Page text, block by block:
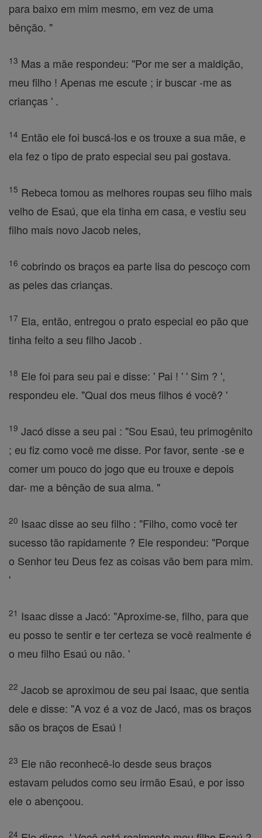
para baixo em mim mesmo, em vez de uma
bênção. "
13 Mas a mãe respondeu: "Por me ser a maldição,
meu filho ! Apenas me escute ; ir buscar -me as
crianças ' .
14 Então ele foi buscá-los e os trouxe a sua mãe, e
ela fez o tipo de prato especial seu pai gostava.
15 Rebeca tomou as melhores roupas seu filho mais
velho de Esaú, que ela tinha em casa, e vestiu seu
filho mais novo Jacob neles,
16 cobrindo os braços ea parte lisa do pescoço com
as peles das crianças.
17 Ela, então, entregou o prato especial eo pão que
tinha feito a seu filho Jacob .
18 Ele foi para seu pai e disse: ' Pai ! ' ' Sim ? ',
respondeu ele. "Qual dos meus filhos é você? '
19 Jacó disse a seu pai : "Sou Esaú, teu primogênito
; eu fiz como você me disse. Por favor, sente -se e
comer um pouco do jogo que eu trouxe e depois
dar- me a bênção de sua alma. "
20 Isaac disse ao seu filho : "Filho, como você ter
sucesso tão rapidamente ? Ele respondeu: "Porque
o Senhor teu Deus fez as coisas vão bem para mim.
'
21 Isaac disse a Jacó: "Aproxime-se, filho, para que
eu posso te sentir e ter certeza se você realmente é
o meu filho Esaú ou não. '
22 Jacob se aproximou de seu pai Isaac, que sentia
dele e disse: "A voz é a voz de Jacó, mas os braços
são os braços de Esaú !
23 Ele não reconhecê-lo desde seus braços
estavam peludos como seu irmão Esaú, e por isso
ele o abençoou.
24